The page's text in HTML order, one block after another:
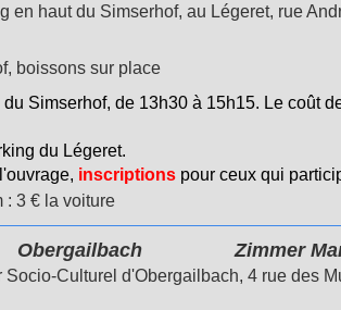
en haut du Simserhof, au Légeret, rue
boissons sur place
Simserhof, de 13h30 à 15h15. Le coût
du Légeret.
inscriptions pour ceux qui
: 3 € la voiture
Zimmer
Socio-Culturel d'Obergailbach, 4 rue des